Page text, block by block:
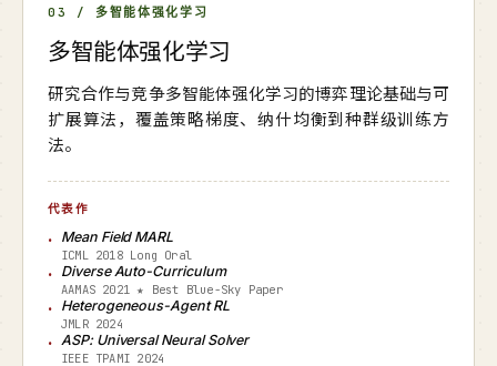
03 / 多智能体强化学习
多智能体强化学习
研究合作与竞争多智能体强化学习的博弈理论基础与可
扩展算法，覆盖策略梯度、纳什均衡到种群级训练方
法。
代表作
Mean Field MARL
ICML 2018 Long Oral
Diverse Auto-Curriculum
AAMAS 2021 ★ Best Blue-Sky Paper
Heterogeneous-Agent RL
JMLR 2024
ASP: Universal Neural Solver
IEEE TPAMI 2024